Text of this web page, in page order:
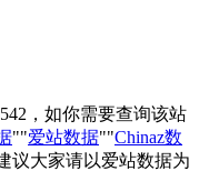
，如你需要查询该站
""爱站数据""Chinaz数
议大家请以爱站数据为